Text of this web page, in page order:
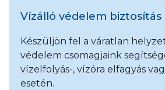
Vízálló védelem biztosítás
Készüljön fel a váratlan
védelem csomagjaink
vízelfolyás-, vízóra elfagyás
esetén.